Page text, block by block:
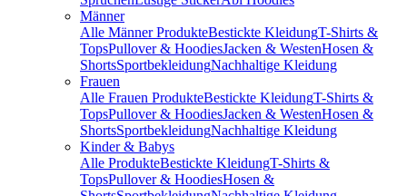
Männer
Alle Männer ProdukteBestickte KleidungT-Shirts &
TopsPullover & HoodiesJacken & WestenHosen &
ShortsSportbekleidungNachhaltige Kleidung
Frauen
Alle Frauen ProdukteBestickte KleidungT-Shirts &
TopsPullover & HoodiesJacken & WestenHosen &
ShortsSportbekleidungNachhaltige Kleidung
Kinder & Babys
Alle ProdukteBestickte KleidungT-Shirts &
TopsPullover & HoodiesHosen &